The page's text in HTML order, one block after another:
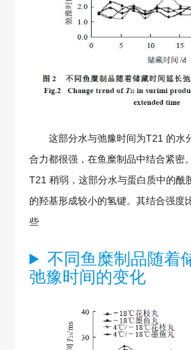
这部分水与弛豫时间为T21 的水
合力都很强，在鱼糜制品中结合紧密
T21 稍弱，这部分水与蛋白质中的酰
的羟基形成较小的氢键。其结合强度
些
不同鱼糜制品随着
弛豫时间的变化